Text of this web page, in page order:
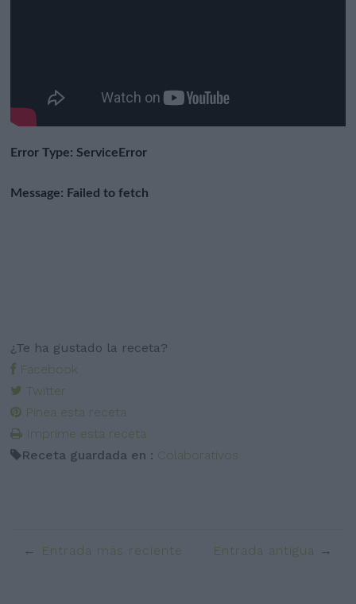
¿Te ha gustado la receta?
Facebook
Twitter
Pinea esta receta
Imprime esta receta
Receta guardada en : Colaborativos
Entrada más reciente Entrada antigua